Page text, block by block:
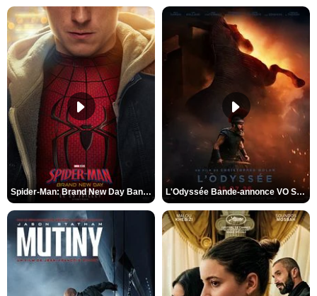
Spider-Man: Brand New Day Bande-annonce VO STFR L'Odyssée Bande-annonce VO STFR